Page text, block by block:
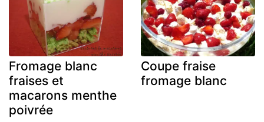
Fromage blanc
fraises et
macarons menthe
poivrée
Coupe fraise
fromage blanc